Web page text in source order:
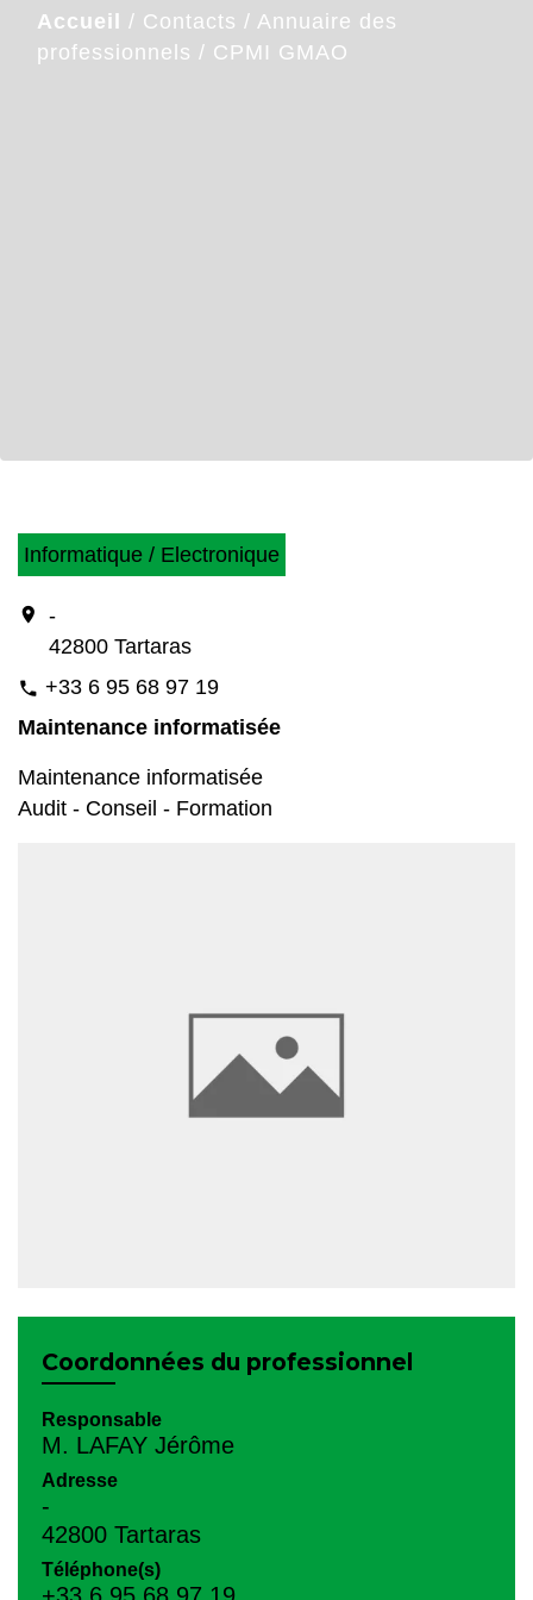
Accueil / Contacts / Annuaire des
professionnels / CPMI GMAO
Informatique / Electronique
location_on
-
42800 Tartaras
phone +33 6 95 68 97 19
Maintenance informatisée
Maintenance informatisée
Audit - Conseil - Formation
Coordonnées du professionnel
Responsable
M. LAFAY Jérôme
Adresse
-
42800 Tartaras
Téléphone(s)